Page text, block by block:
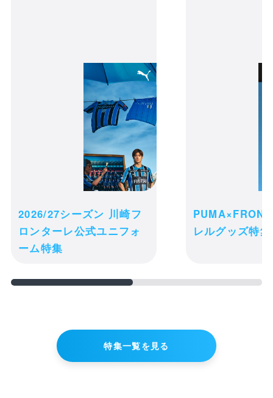
購入履歴
credit_card
ラボスタイ(メーカブー)
カートの商品は現時点ではお客様のため
に確保されておりません。商品の在庫状
況によっては、カートに入れた後でも品
ご注文完了後の変更・キャンセル・返
品・交換は一切お受け出来ません。予め
ご了承ください。
ショッピングを続ける
2026/27シーズン 川崎フ
ロンターレ公式ユニフォ
ーム特集
レルグッズ特
特集一覧を見る